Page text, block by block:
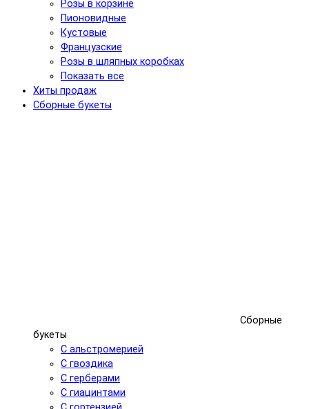
Розы в корзине
Пионовидные
Кустовые
Французские
Розы в шляпных коробках
Показать все
Хиты продаж
Сборные букеты
Сборные
букеты
С альстромерией
С гвоздика
С герберами
С гиацинтами